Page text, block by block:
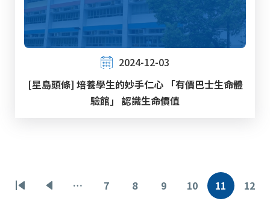
2024-12-03
[星島頭條] 培養學生的妙手仁心 「有價巴士生命體
驗館」 認識生命價值
分
首
前
…
页
7
页
8
页
9
页
10
当
11
页
12